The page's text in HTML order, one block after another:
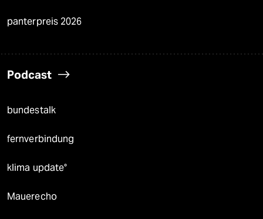
panterpreis 2026
Podcast
bundestalk
fernverbindung
klima update°
Mauerecho